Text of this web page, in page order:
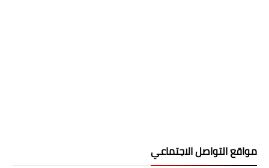
مواقع التواصل الاجتماعي